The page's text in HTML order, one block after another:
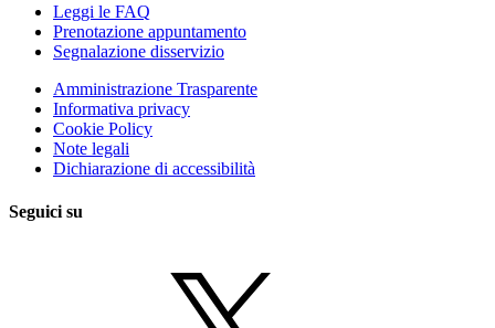
Leggi le FAQ
Prenotazione appuntamento
Segnalazione disservizio
Amministrazione Trasparente
Informativa privacy
Cookie Policy
Note legali
Dichiarazione di accessibilità
Seguici su